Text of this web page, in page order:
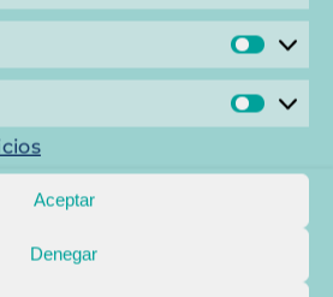
Aceptar
Denegar
datos
tratamiento de los
en la base
en el
RGPD implicará la
prestar el servicio,